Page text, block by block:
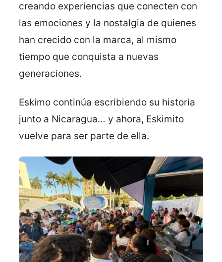
creando experiencias que conecten con
las emociones y la nostalgia de quienes
han crecido con la marca, al mismo
tiempo que conquista a nuevas
generaciones.
Eskimo continúa escribiendo su historia
junto a Nicaragua… y ahora, Eskimito
vuelve para ser parte de ella.